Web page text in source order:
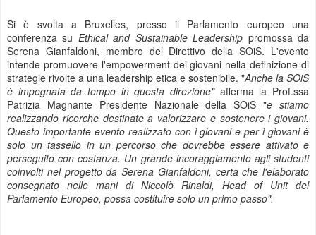
Si è svolta a Bruxelles, presso il Parlamento europeo una
conferenza su Ethical and Sustainable Leadership promossa da
Serena Gianfaldoni, membro del Direttivo della SOiS. L'evento
intende promuovere l'empowerment dei giovani nella definizione di
strategie rivolte a una leadership etica e sostenibile. "Anche la SOiS
è impegnata da tempo in questa direzione" afferma la Prof.ssa
Patrizia Magnante Presidente Nazionale della SOiS "e stiamo
realizzando ricerche destinate a valorizzare e sostenere i giovani.
Questo importante evento realizzato con i giovani e per i giovani è
solo un tassello in un percorso che dovrebbe essere attivato e
perseguito con costanza. Un grande incoraggiamento agli studenti
coinvolti nel progetto da Serena Gianfaldoni, certa che l'elaborato
consegnato nelle mani di Niccolò Rinaldi, Head of Unit del
Parlamento Europeo, possa costituire solo un primo passo".